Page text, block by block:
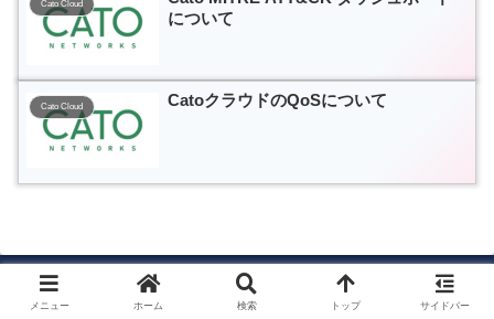
Cato Cloud
について
Cato Cloud CatoクラウドのQoSについて
メニュー ホーム 検索 トップ サイドバー